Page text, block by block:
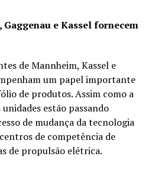
e Kassel fornecem
de Mannheim, Kassel e
um papel importante
de produtos. Assim como a
estão passando
de mudança da tecnologia
de competência de
de propulsão elétrica.